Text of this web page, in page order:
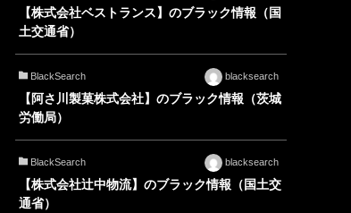
【株式会社ベストランス】のブラック情報（国
土交通省）
BlackSearch blacksearch
【阿さ川製菓株式会社】のブラック情報（茨城
労働局）
BlackSearch blacksearch
【株式会社辻中物流】のブラック情報（国土交
通省）